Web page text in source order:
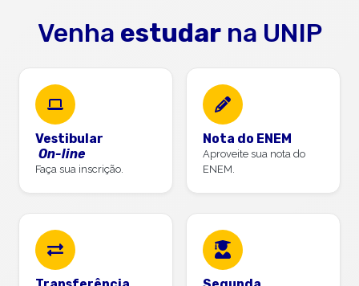
Venha estudarna UNIP
Vestibular
On-line
Faça sua inscrição.
Nota do ENEM
Aproveite sua nota do
ENEM.